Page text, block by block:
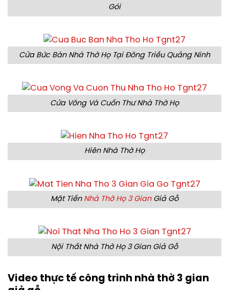
Gói
Cửa Bức Bàn Nhà Thờ Họ Tại Đông Triều Quảng Ninh
Cửa Võng Và Cuốn Thư Nhà Thờ Họ
Hiên Nhà Thờ Họ
Mặt Tiền Nhà Thờ Họ 3 GianGiả Gỗ
Nội Thất Nhà Thờ Họ 3 Gian Giả Gỗ
Video thực tế công trình nhà thờ 3 gian